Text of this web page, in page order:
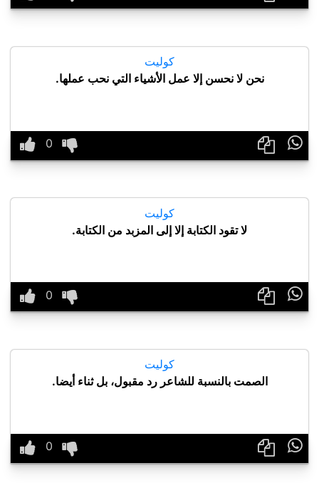
كوليت
نحن لا نحسن إلا عمل الأشياء التي نحب عملها.

كوليت
لا تقود الكتابة إلا إلى المزبد من الكتابة.

كوليت
الصمت بالنسبة للشاعر رد مقبول، بل ثناء أيضا.
